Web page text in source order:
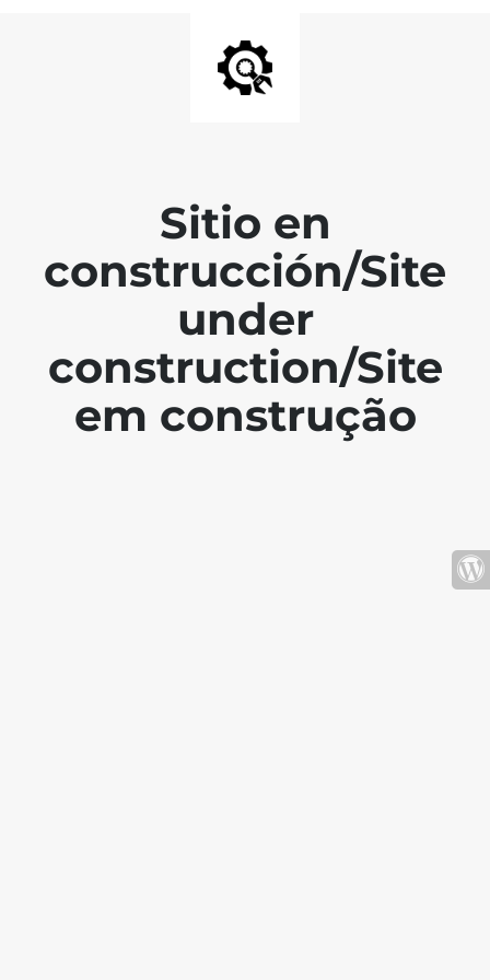
Sitio en
construcción/Site
under
construction/Site
em construção